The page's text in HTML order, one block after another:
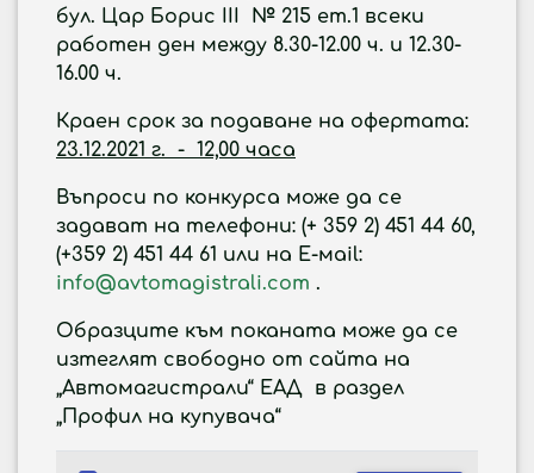
бул. Цар Борис III № 215 ет.1 всеки
работен ден между 8.30-12.00 ч. и 12.30-
16.00 ч.
Краен срок за подаване на офертата:
23.12.2021 г. - 12,00 часа
Въпроси по конкурса може да се
задават на телефони: (+ 359 2) 451 44 60,
(+359 2) 451 44 61 или на Е-мail:
info@avtomagistrali.com .
Образците към поканата може да се
изтеглят свободно от сайта на
„Автомагистрали“ ЕАД в раздел
„Профил на купувача“